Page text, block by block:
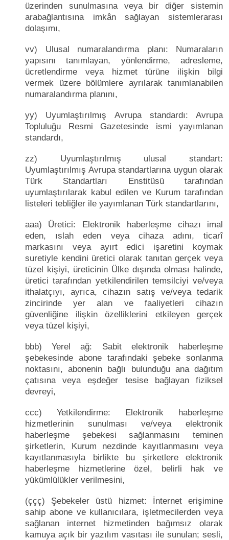
üzerinden sunulmasına veya bir diğer sistemin
arabağlantısına imkân sağlayan sistemlerarası
dolaşımı,
vv) Ulusal numaralandırma planı: Numaraların
yapısını tanımlayan, yönlendirme, adresleme,
ücretlendirme veya hizmet türüne ilişkin bilgi
vermek üzere bölümlere ayrılarak tanımlanabilen
numaralandırma planını,
yy) Uyumlaştırılmış Avrupa standardı: Avrupa
Topluluğu Resmi Gazetesinde ismi yayımlanan
standardı,
zz) Uyumlaştırılmış ulusal standart:
Uyumlaştırılmış Avrupa standartlarına uygun olarak
Türk Standartları Enstitüsü tarafından
uyumlaştırılarak kabul edilen ve Kurum tarafından
listeleri tebliğler ile yayımlanan Türk standartlarını,
aaa) Üretici: Elektronik haberleşme cihazı imal
eden, ıslah eden veya cihaza adını, ticarî
markasını veya ayırt edici işaretini koymak
suretiyle kendini üretici olarak tanıtan gerçek veya
tüzel kişiyi, üreticinin Ülke dışında olması halinde,
üretici tarafından yetkilendirilen temsilciyi ve/veya
ithalatçıyı, ayrıca, cihazın satış ve/veya tedarik
zincirinde yer alan ve faaliyetleri cihazın
güvenliğine ilişkin özelliklerini etkileyen gerçek
veya tüzel kişiyi,
bbb) Yerel ağ: Sabit elektronik haberleşme
şebekesinde abone tarafındaki şebeke sonlanma
noktasını, abonenin bağlı bulunduğu ana dağıtım
çatısına veya eşdeğer tesise bağlayan fiziksel
devreyi,
ccc) Yetkilendirme: Elektronik haberleşme
hizmetlerinin sunulması ve/veya elektronik
haberleşme şebekesi sağlanmasını teminen
şirketlerin, Kurum nezdinde kayıtlanmasını veya
kayıtlanmasıyla birlikte bu şirketlere elektronik
haberleşme hizmetlerine özel, belirli hak ve
yükümlülükler verilmesini,
(ççç) Şebekeler üstü hizmet: İnternet erişimine
sahip abone ve kullanıcılara, işletmecilerden veya
sağlanan internet hizmetinden bağımsız olarak
kamuya açık bir yazılım vasıtası ile sunulan; sesli,